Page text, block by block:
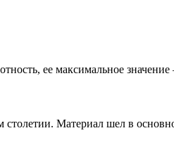
ее максимальное
Материал шел в